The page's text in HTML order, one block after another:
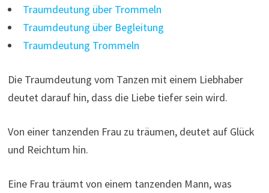
Traumdeutung über Trommeln
Traumdeutung über Begleitung
Traumdeutung Trommeln
Die Traumdeutung vom Tanzen mit einem Liebhaber
deutet darauf hin, dass die Liebe tiefer sein wird.
Von einer tanzenden Frau zu träumen, deutet auf Glück
und Reichtum hin.
Eine Frau träumt von einem tanzenden Mann, was